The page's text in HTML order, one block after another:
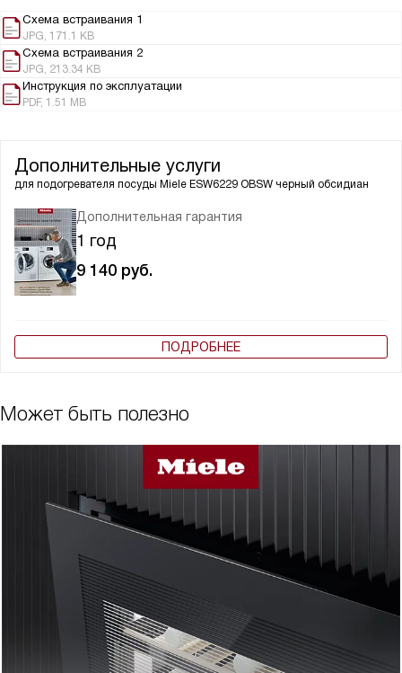
Схема встраивания 1
JPG, 171.1 KB
Схема встраивания 2
JPG, 213.34 KB
Инструкция по эксплуатации
PDF, 1.51 MB
Дополнительные услуги
для подогревателя посуды Miele ESW6229 OBSW черный обсидиан
Дополнительная гарантия
1 год
9 140 руб.
ПОДРОБНЕЕ
Может быть полезно